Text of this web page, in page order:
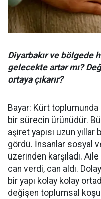
Diyarbakır ve bölgede
gelecekte artar mı?
ortaya çıkarır?
Bayar: Kürt toplumunda
bir sürecin ürünüdür.
aşiret yapısı uzun
gördü. İnsanlar sosyal
üzerinden karşıladı.
can verdi, can aldı.
bir yapı kolay kolay
değişen toplumsal